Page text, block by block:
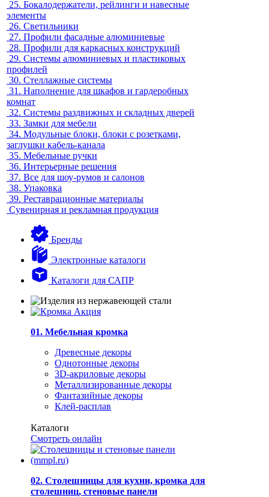
25. Бокалодержатели, рейлинги и навесные
элементы
26. Светильники
27. Профили фасадные алюминиевые
28. Профили для каркасных конструкций
29. Системы алюминиевых и пластиковых
профилей
30. Стеллажные системы
31. Наполнение для шкафов и гардеробных
комнат
32. Системы раздвижных и складных дверей
33. Замки для мебели
34. Модульные блоки, блоки с розетками,
заглушки кабель-канала
35. Мебельные ручки
36. Интерьерные решения
37. Все для шоу-румов и салонов
38. Упаковка
39. Реставрационные материалы
Сувенирная и рекламная продукция
Бренды
Электронные каталоги
Каталоги для САПР
01. Мебельная кромка
Древесные декоры
Однотонные декоры
3D-акриловые декоры
Металлизированные декоры
Фантазийные декоры
Клей-расплав
Каталоги
Смотреть онлайн
02. Столешницы для кухни, кромка для
столешниц, стеновые панели